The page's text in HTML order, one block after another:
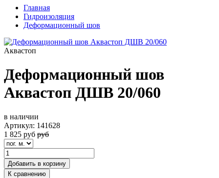
Главная
Гидроизоляция
Деформационный шов
Аквастоп
Деформационный шов
Аквастоп ДШВ 20/060
в наличии
Артикул: 141628
1 825 руб руб
Добавить в корзину
К сравнению